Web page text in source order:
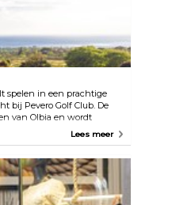
spelen in een prachtige
bij Pevero Golf Club. De
van Olbia en wordt
de mooiste banen in Italië.
Lees meer